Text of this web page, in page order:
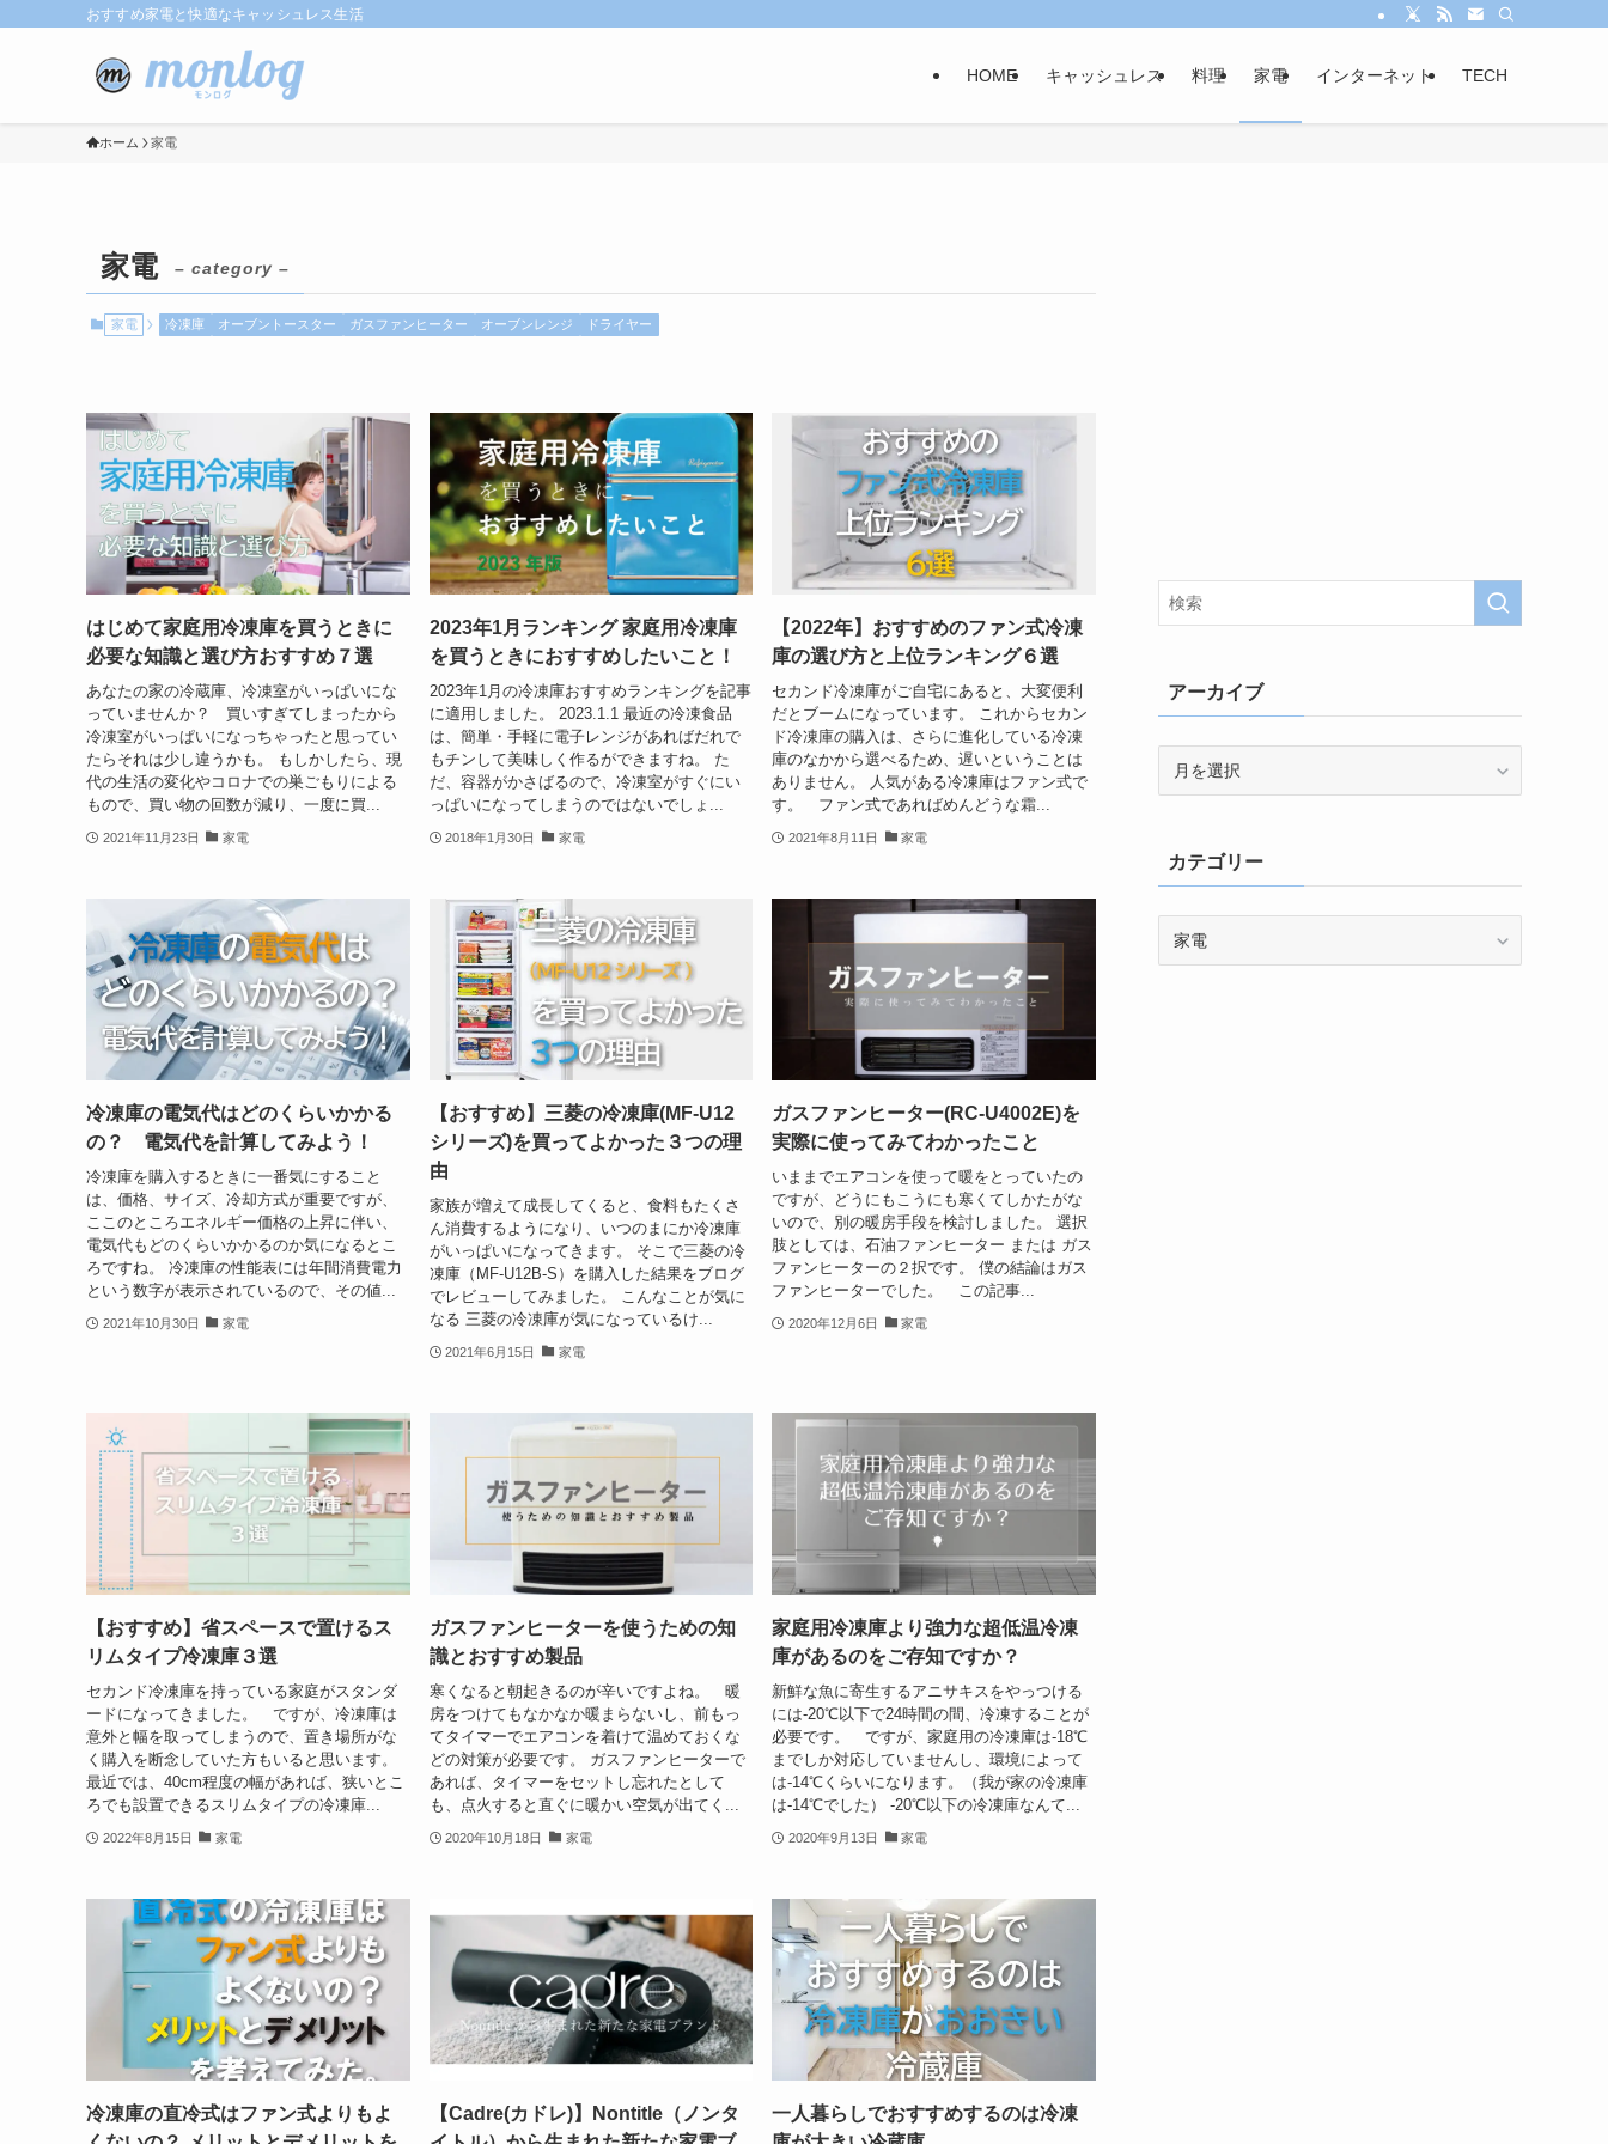
おすすめ家電と快適なキャッシュレス生活
HOME キャッシュレス 料理 家電 インターネット TECH
ホーム 家電
家電 – category –
家電 冷凍庫 オーブントースター ガスファンヒーター オーブンレンジ ドライヤー
はじめて家庭用冷凍庫を買うときに
必要な知識と選び方おすすめ７選
あなたの家の冷蔵庫、冷凍室がいっぱいにな
っていませんか？ 買いすぎてしまったから
冷凍室がいっぱいになっちゃったと思ってい
たらそれは少し違うかも。 もしかしたら、現
代の生活の変化やコロナでの巣ごもりによる
もので、買い物の回数が減り、一度に買...
2021年11月23日 家電
2023年1月ランキング 家庭用冷凍庫
を買うときにおすすめしたいこと！
2023年1月の冷凍庫おすすめランキングを記事
に適用しました。 2023.1.1 最近の冷凍食品
は、簡単・手軽に電子レンジがあればだれで
もチンして美味しく作るができますね。 た
だ、容器がかさばるので、冷凍室がすぐにい
っぱいになってしまうのではないでしょ...
2018年1月30日 家電
【2022年】おすすめのファン式冷凍
庫の選び方と上位ランキング６選
セカンド冷凍庫がご自宅にあると、大変便利
だとブームになっています。 これからセカン
ド冷凍庫の購入は、さらに進化している冷凍
庫のなかから選べるため、遅いということは
ありません。 人気がある冷凍庫はファン式で
す。 ファン式であればめんどうな霜...
2021年8月11日 家電
冷凍庫の電気代はどのくらいかかる
の？ 電気代を計算してみよう！
冷凍庫を購入するときに一番気にすること
は、価格、サイズ、冷却方式が重要ですが、
ここのところエネルギー価格の上昇に伴い、
電気代もどのくらいかかるのか気になるとこ
ろですね。 冷凍庫の性能表には年間消費電力
という数字が表示されているので、その値...
2021年10月30日 家電
【おすすめ】三菱の冷凍庫(MF-U12
シリーズ)を買ってよかった３つの理
由
家族が増えて成長してくると、食料もたくさ
ん消費するようになり、いつのまにか冷凍庫
がいっぱいになってきます。 そこで三菱の冷
凍庫（MF-U12B-S）を購入した結果をブログ
でレビューしてみました。 こんなことが気に
なる 三菱の冷凍庫が気になっているけ...
2021年6月15日 家電
ガスファンヒーター(RC-U4002E)を
実際に使ってみてわかったこと
いままでエアコンを使って暖をとっていたの
ですが、どうにもこうにも寒くてしかたがな
いので、別の暖房手段を検討しました。 選択
肢としては、石油ファンヒーター または ガス
ファンヒーターの２択です。 僕の結論はガス
ファンヒーターでした。 この記事...
2020年12月6日 家電
【おすすめ】省スペースで置けるス
リムタイプ冷凍庫３選
セカンド冷凍庫を持っている家庭がスタンダ
ードになってきました。 ですが、冷凍庫は
意外と幅を取ってしまうので、置き場所がな
く購入を断念していた方もいると思います。
最近では、40cm程度の幅があれば、狭いとこ
ろでも設置できるスリムタイプの冷凍庫...
2022年8月15日 家電
ガスファンヒーターを使うための知
識とおすすめ製品
寒くなると朝起きるのが辛いですよね。 暖
房をつけてもなかなか暖まらないし、前もっ
てタイマーでエアコンを着けて温めておくな
どの対策が必要です。 ガスファンヒーターで
あれば、タイマーをセットし忘れたとして
も、点火すると直ぐに暖かい空気が出てく...
2020年10月18日 家電
家庭用冷凍庫より強力な超低温冷凍
庫があるのをご存知ですか？
新鮮な魚に寄生するアニサキスをやっつける
には-20℃以下で24時間の間、冷凍することが
必要です。 ですが、家庭用の冷凍庫は-18℃
までしか対応していませんし、環境によって
は-14℃くらいになります。（我が家の冷凍庫
は-14℃でした） -20℃以下の冷凍庫なんて...
2020年9月13日 家電
冷凍庫の直冷式はファン式よりもよ
【Cadre(カドレ)】Nontitle（ノンタ
一人暮らしでおすすめするのは冷凍
アーカイブ
ブカテゴリー